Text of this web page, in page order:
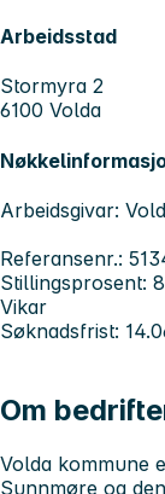
Arbeidsstad
Stormyra 2
6100 Volda
Arbeidsgivar:
Referansenr.:
Stillingsprosent:
Vikar
Søknadsfrist:
Om
Volda kommune
Sunnmøre og